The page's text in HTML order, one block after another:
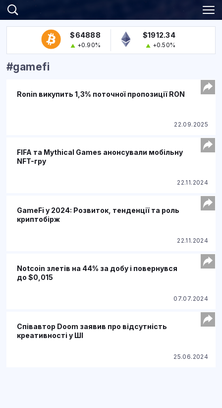
$64888
+0.90%
$1912.34
+0.50%
#gamefi
Ronin викупить 1,3% поточної пропозиції RON
22.09.2025
FIFA та Mythical Games анонсували мобільну
NFT-гру
22.11.2024
GameFi у 2024: Розвиток, тенденції та роль
криптобірж
22.11.2024
Notcoin злетів на 44% за добу і повернувся
до $0,015
07.07.2024
Співавтор Doom заявив про відсутність
креативності у ШІ
25.06.2024